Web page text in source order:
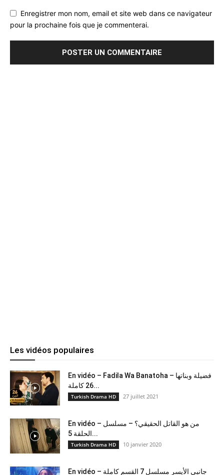
Enregistrer mon nom, email et site web dans ce navigateur
pour la prochaine fois que je commenterai.
Les vidéos populaires
En vidéo – Fadila Wa Banatoha – فضيلة وبناتها
26 كاملة...
Turkish Drama HD 27 juillet 2021
En vidéo – من هو القاتل الحقيقي؟ – مسلسل
الحلقة 5...
Turkish Drama HD 10 janvier 2020
En vidéo – جانبي الأيسر مسلسل 7 القسم كاملة